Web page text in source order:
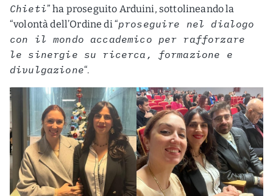
Chieti” ha proseguito Arduini, sottolineando la
“volontà dell’Ordine di “proseguire nel dialogo
con il mondo accademico per rafforzare
le sinergie su ricerca, formazione e
divulgazione“.